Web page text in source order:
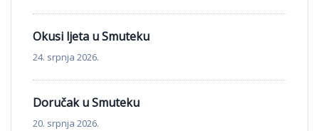
Okusi ljeta u Smuteku
24. srpnja 2026.
Doručak u Smuteku
20. srpnja 2026.